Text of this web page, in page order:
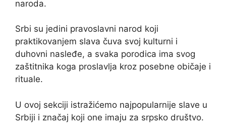
naroda.
Srbi su jedini pravoslavni narod koji
praktikovanjem slava čuva svoj kulturni i
duhovni nasleđe, a svaka porodica ima svog
zaštitnika koga proslavlja kroz posebne običaje i
rituale.
U ovoj sekciji istražićemo najpopularnije slave u
Srbiji i značaj koji one imaju za srpsko društvo.